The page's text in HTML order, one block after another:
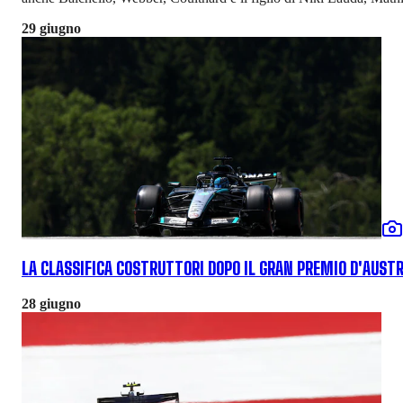
29 giugno
LA CLASSIFICA COSTRUTTORI DOPO IL GRAN PREMIO
28 giugno